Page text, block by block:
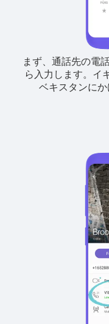
まず、通話先の電
ら入力します。 イ
ベキスタンにか